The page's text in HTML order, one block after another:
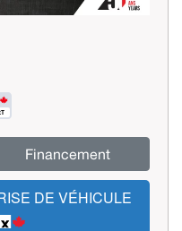
Financement
DE VÉHICULE